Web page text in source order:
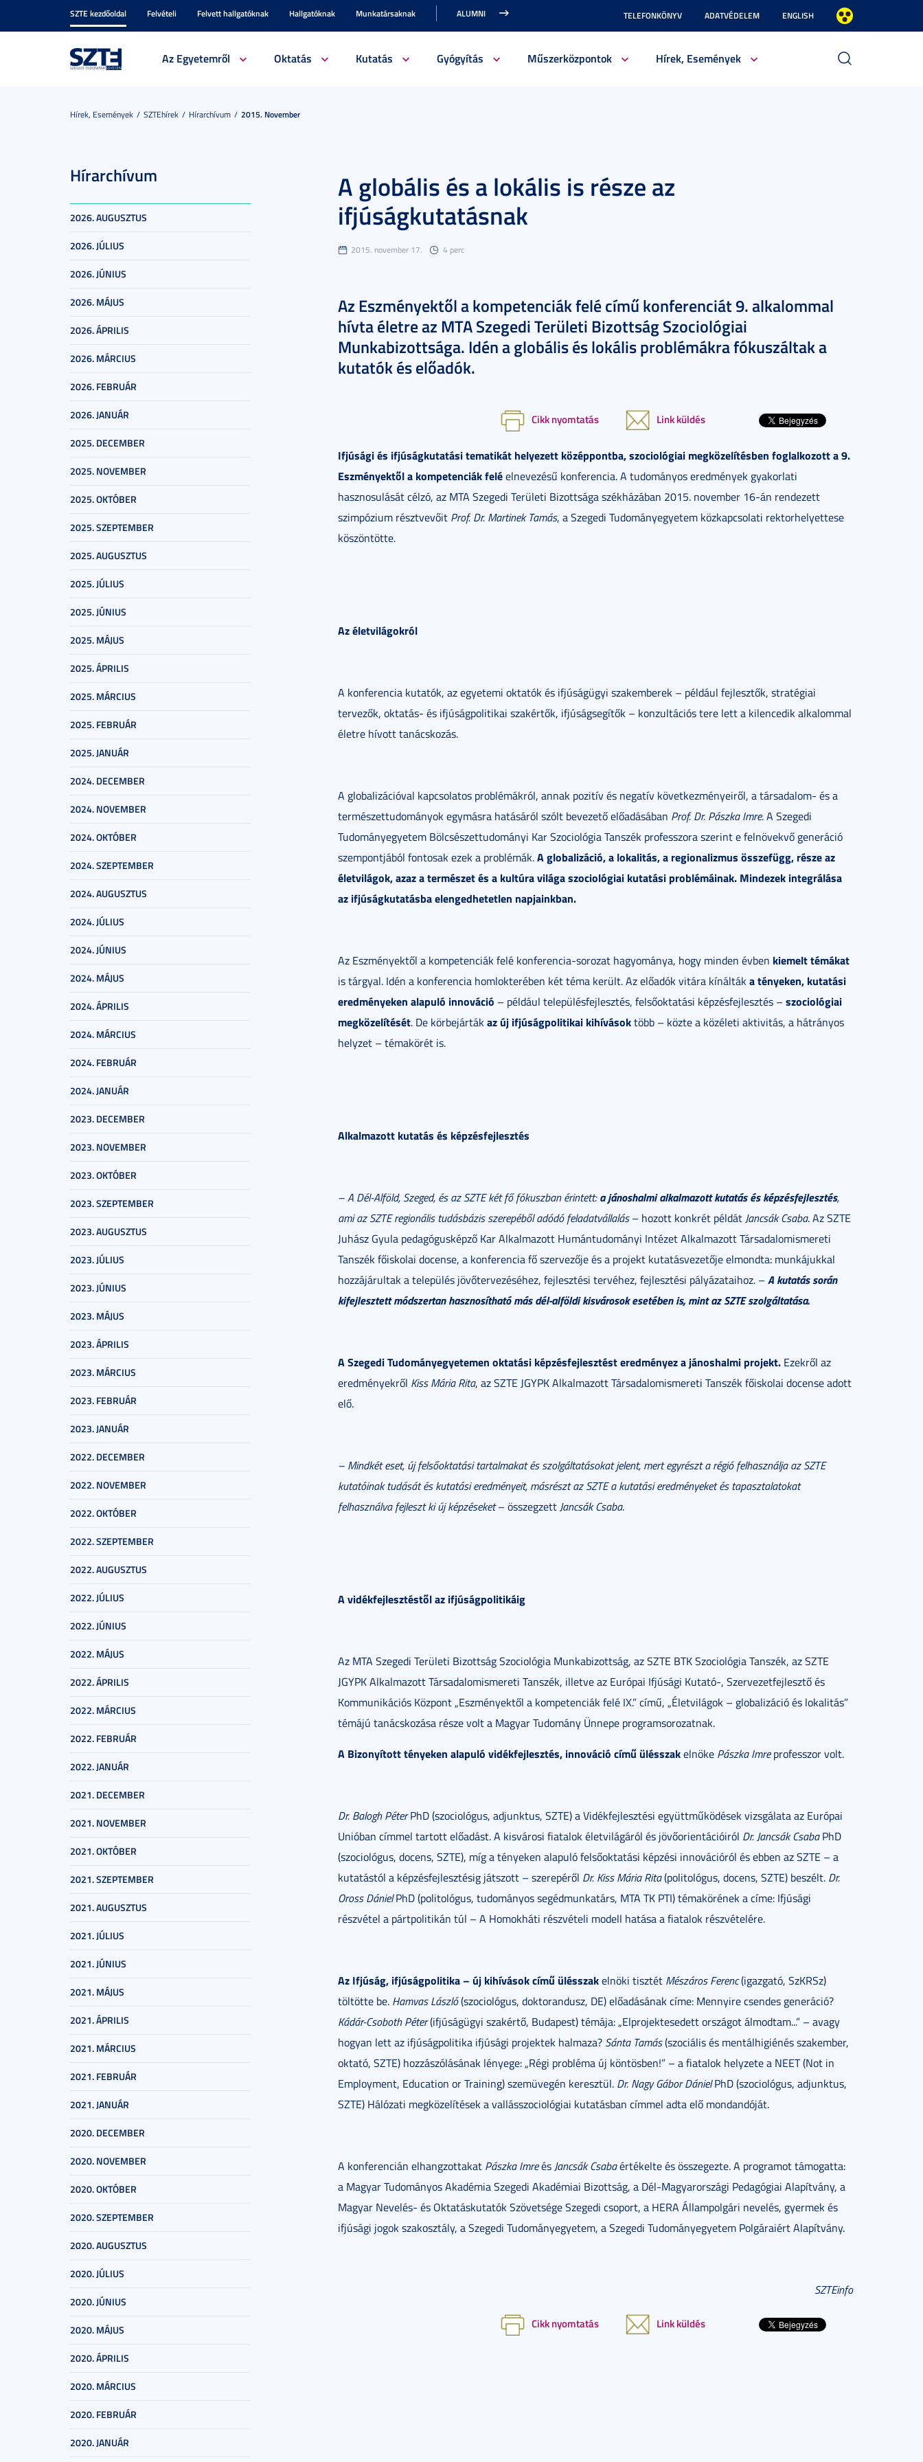
SZTE kezdőoldal Felvételi Felvett hallgatóknak Hallgatóknak Munkatársaknak ALUMNI TELEFONKÖNYV ADATVÉDELEM ENGLISH
Az Egyetemről Oktatás Kutatás Gyógyítás Műszerközpontok Hírek, Események
Hírek, Események SZTEhírek Hírarchívum 2015. November
Hírarchívum
2026. AUGUSZTUS
2026. JÚLIUS
2026. JÚNIUS
2026. MÁJUS
2026. ÁPRILIS
2026. MÁRCIUS
2026. FEBRUÁR
2026. JANUÁR
2025. DECEMBER
2025. NOVEMBER
2025. OKTÓBER
2025. SZEPTEMBER
2025. AUGUSZTUS
2025. JÚLIUS
2025. JÚNIUS
2025. MÁJUS
2025. ÁPRILIS
2025. MÁRCIUS
2025. FEBRUÁR
2025. JANUÁR
2024. DECEMBER
2024. NOVEMBER
2024. OKTÓBER
2024. SZEPTEMBER
2024. AUGUSZTUS
2024. JÚLIUS
2024. JÚNIUS
2024. MÁJUS
2024. ÁPRILIS
2024. MÁRCIUS
2024. FEBRUÁR
2024. JANUÁR
2023. DECEMBER
2023. NOVEMBER
2023. OKTÓBER
2023. SZEPTEMBER
2023. AUGUSZTUS
2023. JÚLIUS
2023. JÚNIUS
2023. MÁJUS
2023. ÁPRILIS
2023. MÁRCIUS
2023. FEBRUÁR
2023. JANUÁR
2022. DECEMBER
2022. NOVEMBER
2022. OKTÓBER
2022. SZEPTEMBER
2022. AUGUSZTUS
2022. JÚLIUS
2022. JÚNIUS
2022. MÁJUS
2022. ÁPRILIS
2022. MÁRCIUS
2022. FEBRUÁR
2022. JANUÁR
2021. DECEMBER
2021. NOVEMBER
2021. OKTÓBER
2021. SZEPTEMBER
2021. AUGUSZTUS
2021. JÚLIUS
2021. JÚNIUS
2021. MÁJUS
2021. ÁPRILIS
2021. MÁRCIUS
2021. FEBRUÁR
2021. JANUÁR
2020. DECEMBER
2020. NOVEMBER
2020. OKTÓBER
2020. SZEPTEMBER
2020. AUGUSZTUS
2020. JÚLIUS
2020. JÚNIUS
2020. MÁJUS
2020. ÁPRILIS
2020. MÁRCIUS
2020. FEBRUÁR
2020. JANUÁR
A globális és a lokális is része az
ifjúságkutatásnak
2015. november 17. 4 perc
Az Eszményektől a kompetenciák felé című konferenciát 9. alkalommal
hívta életre az MTA Szegedi Területi Bizottság Szociológiai
Munkabizottsága. Idén a globális és lokális problémákra fókuszáltak a
kutatók és előadók.
Cikk nyomtatás Link küldés
Ifjúsági és ifjúságkutatási tematikát helyezett középpontba, szociológiai megközelítésben foglalkozott a 9.
Eszményektől a kompetenciák feléelnevezésű konferencia. A tudományos eredmények gyakorlati
hasznosulását célzó, az MTA Szegedi Területi Bizottsága székházában 2015. november 16-án rendezett
szimpózium résztvevőit Prof. Dr. Martinek Tamás, a Szegedi Tudományegyetem közkapcsolati rektorhelyettese
köszöntötte.
Az életvilágokról
A konferencia kutatók, az egyetemi oktatók és ifjúságügyi szakemberek – például fejlesztők, stratégiai
tervezők, oktatás- és ifjúságpolitikai szakértők, ifjúságsegítők – konzultációs tere lett a kilencedik alkalommal
életre hívott tanácskozás.
A globalizációval kapcsolatos problémákról, annak pozitív és negatív következményeiről, a társadalom- és a
természettudományok egymásra hatásáról szólt bevezető előadásában Prof. Dr. Pászka Imre. A Szegedi
Tudományegyetem Bölcsészettudományi Kar Szociológia Tanszék professzora szerint e felnövekvő generáció
szempontjából fontosak ezek a problémák.A globalizáció, a lokalitás, a regionalizmus összefügg, része az
életvilágok, azaz a természet és a kultúra világa szociológiai kutatási problémáinak. Mindezek integrálása
az ifjúságkutatásba elengedhetetlen napjainkban.
Az Eszményektől a kompetenciák felé konferencia-sorozat hagyománya, hogy minden évben kiemelt témákat
is tárgyal. Idén a konferencia homlokterében két téma került. Az előadók vitára kínáltáka tényeken, kutatási
eredményeken alapuló innováció – például településfejlesztés, felsőoktatási képzésfejlesztés – szociológiai
megközelítését. De körbejártákaz új ifjúságpolitikai kihívásoktöbb – közte a közéleti aktivitás, a hátrányos
helyzet – témakörét is.
Alkalmazott kutatás és képzésfejlesztés
– A Dél-Alföld, Szeged, és az SZTE két fő fókuszban érintett:a jánoshalmi alkalmazott kutatás és képzésfejlesztés,
ami az SZTE regionális tudásbázis szerepéből adódó feladatvállalás– hozott konkrét példát Jancsák Csaba. Az SZTE
Juhász Gyula pedagógusképző Kar Alkalmazott Humántudományi Intézet Alkalmazott Társadalomismereti
Tanszék főiskolai docense, a konferencia fő szervezője és a projekt kutatásvezetője elmondta: munkájukkal
hozzájárultak a település jövőtervezéséhez, fejlesztési tervéhez, fejlesztési pályázataihoz. – A kutatás során
kifejlesztett módszertan hasznosítható más dél-alföldi kisvárosok esetében is, mint az SZTE szolgáltatása.
A Szegedi Tudományegyetemen oktatási képzésfejlesztést eredményez a jánoshalmi projekt. Ezekről az
eredményekről Kiss Mária Rita, az SZTE JGYPK Alkalmazott Társadalomismereti Tanszék főiskolai docense adott
elő.
– Mindkét eset, új felsőoktatási tartalmakat és szolgáltatásokat jelent, mert egyrészt a régió felhasználja az SZTE
kutatóinak tudását és kutatási eredményeit, másrészt az SZTE a kutatási eredményeket és tapasztalatokat
felhasználva fejleszt ki új képzéseket– összegzett Jancsák Csaba.
A vidékfejlesztéstől az ifjúságpolitikáig
Az MTA Szegedi Területi Bizottság Szociológia Munkabizottság, az SZTE BTK Szociológia Tanszék, az SZTE
JGYPK Alkalmazott Társadalomismereti Tanszék, illetve az Európai Ifjúsági Kutató-, Szervezetfejlesztő és
Kommunikációs Központ „Eszményektől a kompetenciák felé IX.” című, „Életvilágok – globalizáció és lokalitás”
témájú tanácskozása része volt a Magyar Tudomány Ünnepe programsorozatnak.
A Bizonyított tényeken alapuló vidékfejlesztés, innováció című ülésszakelnöke Pászka Imreprofesszor volt.
Dr. Balogh PéterPhD (szociológus, adjunktus, SZTE) a Vidékfejlesztési együttműködések vizsgálata az Európai
Unióban címmel tartott előadást. A kisvárosi fiatalok életvilágáról és jövőorientációiról Dr. Jancsák CsabaPhD
(szociológus, docens, SZTE), míg a tényeken alapuló felsőoktatási képzési innovációról és ebben az SZTE – a
kutatástól a képzésfejlesztésig játszott – szerepéről Dr. Kiss Mária Rita(politológus, docens, SZTE) beszélt. Dr.
Oross DánielPhD (politológus, tudományos segédmunkatárs, MTA TK PTI) témakörének a címe: Ifjúsági
részvétel a pártpolitikán túl – A Homokháti részvételi modell hatása a fiatalok részvételére.
Az Ifjúság, ifjúságpolitika – új kihívások című ülésszakelnöki tisztét Mészáros Ferenc(igazgató, SzKRSz)
töltötte be. Hamvas László(szociológus, doktorandusz, DE) előadásának címe: Mennyire csendes generáció?
Kádár-Csoboth Péter(ifjúságügyi szakértő, Budapest) témája: „Elprojektesedett országot álmodtam...” – avagy
hogyan lett az ifjúságpolitika ifjúsági projektek halmaza? Sánta Tamás(szociális és mentálhigiénés szakember,
oktató, SZTE) hozzászólásának lényege: „Régi probléma új köntösben!” – a fiatalok helyzete a NEET (Not in
Employment, Education or Training) szemüvegén keresztül. Dr. Nagy Gábor DánielPhD (szociológus, adjunktus,
SZTE) Hálózati megközelítések a vallásszociológiai kutatásban címmel adta elő mondandóját.
A konferencián elhangzottakat Pászka Imreés Jancsák Csabaértékelte és összegezte. A programot támogatta:
a Magyar Tudományos Akadémia Szegedi Akadémiai Bizottság, a Dél-Magyarországi Pedagógiai Alapítvány, a
Magyar Nevelés- és Oktatáskutatók Szövetsége Szegedi csoport, a HERA Állampolgári nevelés, gyermek és
ifjúsági jogok szakosztály, a Szegedi Tudományegyetem, a Szegedi Tudományegyetem Polgáraiért Alapítvány.
SZTEinfo
Cikk nyomtatás Link küldés